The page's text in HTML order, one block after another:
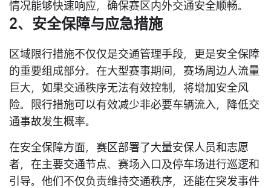
情况能够快速响应，确保赛区内外交通安全顺畅。
2、安全保障与应急措施
区域限行措施不仅仅是交通管理手段，更是安全保障
的重要组成部分。在大型赛事期间，赛场周边人流量
巨大，如果交通秩序无法有效控制，将增加安全风
险。限行措施可以有效减少非必要车辆流入，降低交
通事故发生概率。
在安全保障方面，赛区部署了大量安保人员和志愿
者，在主要交通节点、赛场入口及停车场进行巡逻和
引导。他们不仅负责维持交通秩序，还能在突发事件